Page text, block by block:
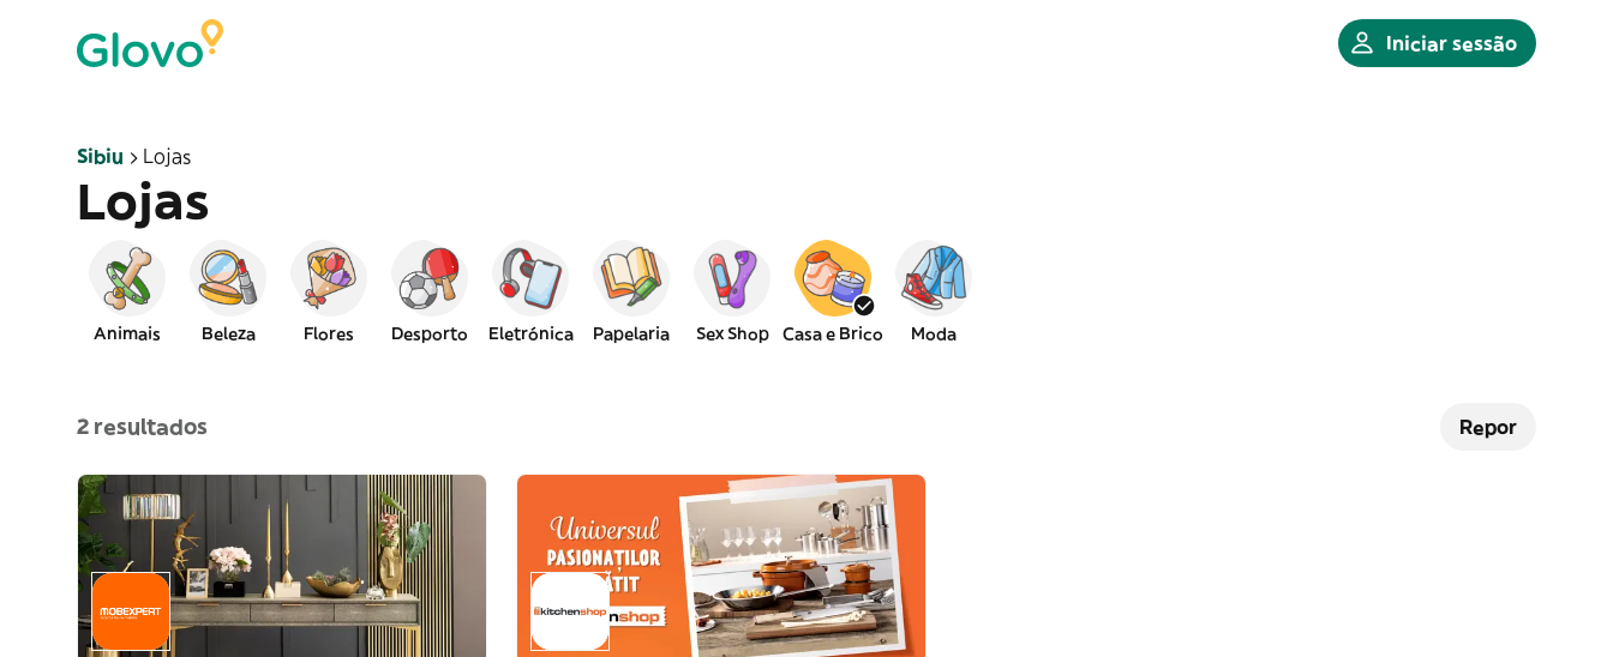
Iniciar sessão
Sibiu Lojas
Lojas
Animais Beleza Flores Desporto Eletrónica Papelaria Sex Shop Casa e Brico Moda
2 resultados Repor